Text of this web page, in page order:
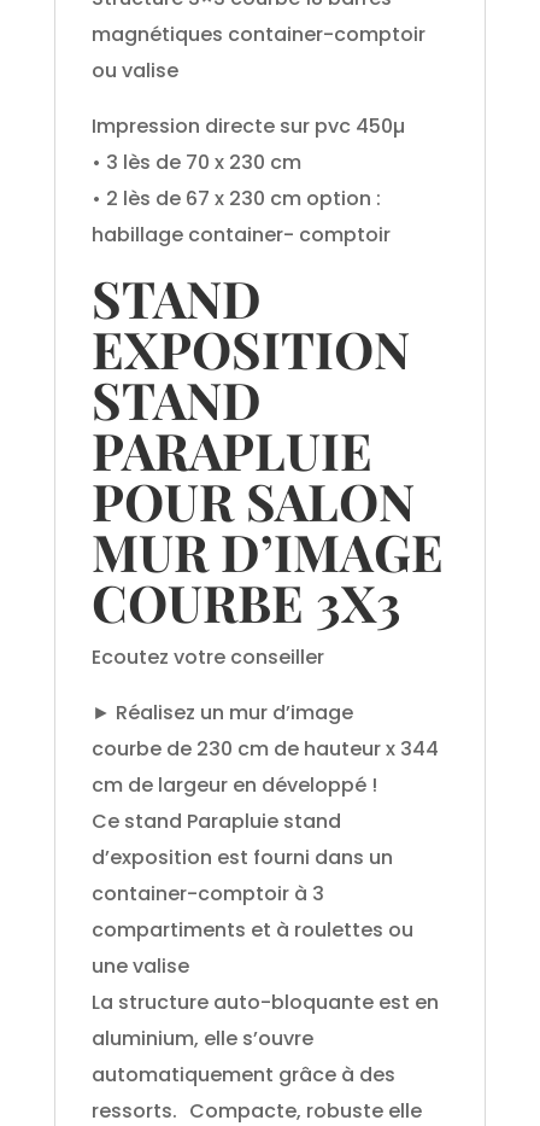
magnétiques container-comptoir
ou valise
Impression directe sur pvc 450µ
• 3 lès de 70 x 230 cm
• 2 lès de 67 x 230 cm option :
habillage container- comptoir
STAND
EXPOSITION
STAND
PARAPLUIE
POUR SALON
MUR D’IMAGE
COURBE 3X3
Ecoutez votre conseiller
► Réalisez un mur d’image
courbe de 230 cm de hauteur x 344
cm de largeur en développé !
Ce stand Parapluie stand
d’exposition est fourni dans un
container-comptoir à 3
compartiments et à roulettes ou
une valise
La structure auto-bloquante est en
aluminium, elle s’ouvre
automatiquement grâce à des
ressorts. Compacte, robuste elle